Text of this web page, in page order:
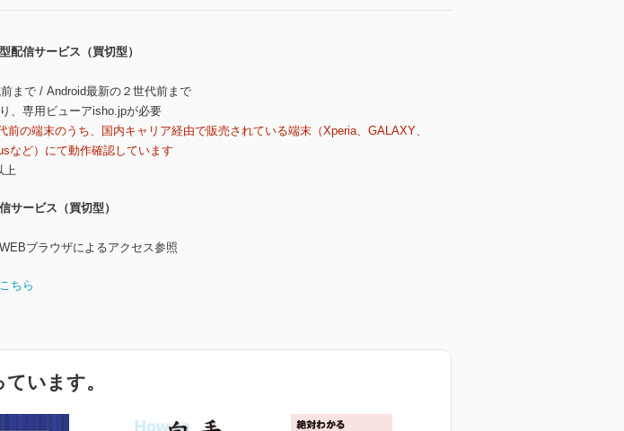
配信サービス（買切型）
まで / Android最新の２世代前まで
、専用ビューアisho.jpが必要
の端末のうち、国内キャリア経由で販売されている端末（Xperia、GALAXY、
など）にて動作確認しています
上
サービス（買切型）
ブラウザによるアクセス参照
こちら
います。